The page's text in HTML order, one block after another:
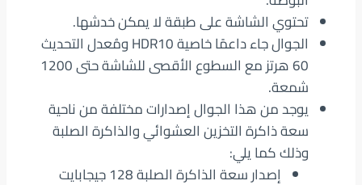
تحتوي الشاشة على طبقة لا يمكن خدشها.
الجوال جاء داعمًا خاصية HDR10 ومُعدل التحديث
60 هرتز مع السطوع الأقصى للشاشة حتى 1200
شمعة.
يوجد من هذا الجوال إصدارات مختلفة من ناحية
سعة ذاكرة التخزين العشوائي والذاكرة الصلبة
وذلك كما يلي:
إصدار سعة الذاكرة الصلبة 128 جيجابايت